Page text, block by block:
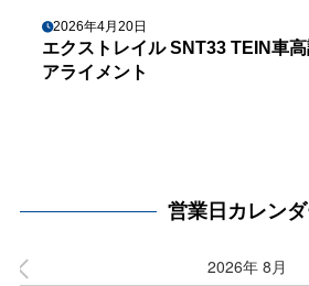
2026年4月20日
エクストレイル SNT33 TEIN車
アライメント
営業日カレン
2026年 8月